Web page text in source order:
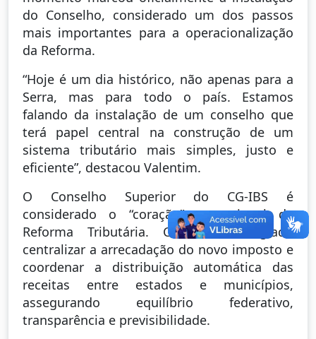
do Conselho, considerado um dos passos
mais importantes para a operacionalização
da Reforma.
“Hoje é um dia histórico, não apenas para a
Serra, mas para todo o país. Estamos
falando da instalação de um conselho que
terá papel central na construção de um
sistema tributário mais simples, justo e
eficiente”, destacou Valentim.
O Conselho Superior do CG-IBS é
considerado o “coração” operacional da
Reforma Tributária. Cabe ao colegiado
centralizar a arrecadação do novo imposto e
coordenar a distribuição automática das
receitas entre estados e municípios,
assegurando equilíbrio federativo,
transparência e previsibilidade.